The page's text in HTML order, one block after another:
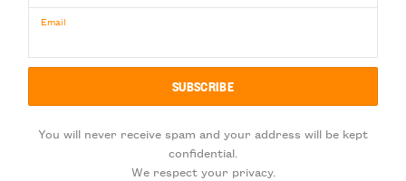
Email
You will never receive spam and your address will be kept
confidential.
We respect your privacy.